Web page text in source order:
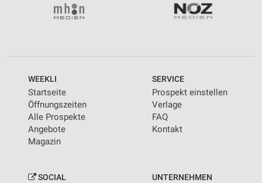
WEEKLI
Startseite
Öffnungszeiten
Alle Prospekte
Angebote
Magazin
SERVICE
Prospekt einstellen
Verlage
FAQ
Kontakt
SOCIAL UNTERNEHMEN